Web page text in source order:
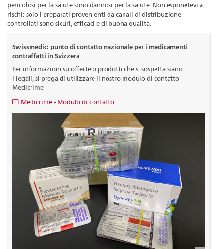
pericolosi per la salute sono dannosi per la salute. Non esponetevi a
rischi: solo i preparati provenienti da canali di distribuzione
controllati sono sicuri, efficaci e di buona qualità.
Swissmedic: punto di contatto nazionale per i medicamenti
contraffatti in Svizzera
Per informazioni su offerte o prodotti che si sospetta siano
illegali, si prega di utilizzare il nostro modulo di contatto
Medicrime
Medicrime - Modulo di contatto